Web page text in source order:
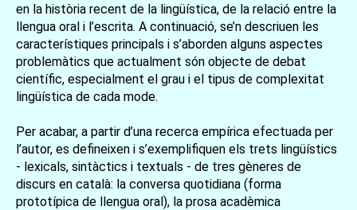
en la història recent de la lingüística, de la relació entre la
llengua oral i l’escrita. A continuació, se’n descriuen les
característiques principals i s’aborden alguns aspectes
problemàtics que actualment són objecte de debat
científic, especialment el grau i el tipus de complexitat
lingüística de cada mode.
Per acabar, a partir d’una recerca empírica efectuada per
l’autor, es defineixen i s’exemplifiquen els trets lingüístics
- lexicals, sintàctics i textuals - de tres gèneres de
discurs en català: la conversa quotidiana (forma
prototípica de llengua oral), la prosa acadèmica